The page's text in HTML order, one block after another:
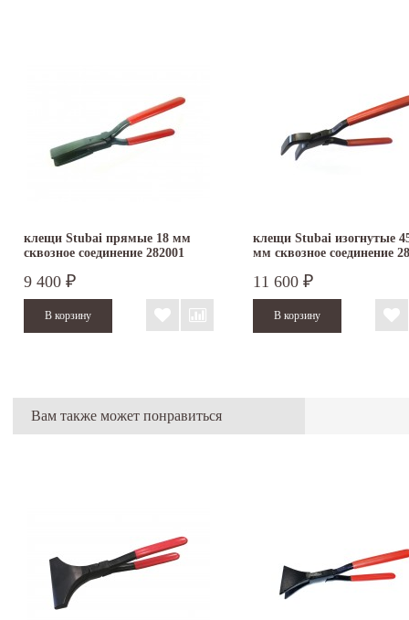
клещи Stubai прямые 18 мм
сквозное соединение 282001
9 400 ₽
клещи Stubai изогнутые
мм сквозное соединение
11 600 ₽
Вам также может понравиться